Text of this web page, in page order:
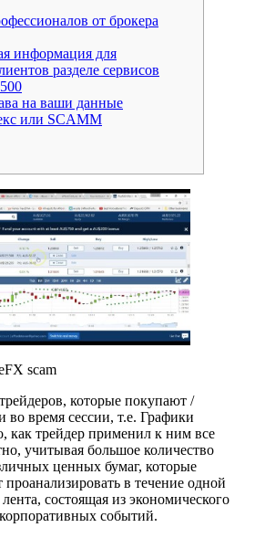
от брокера
информация для
разделе сервисов
на ваши данные
или SCAMM
которые покупают /
время сессии, т.е. Графики
как трейдер применил к ним все
учитывая большое количество
ценных бумаг, которые
в течение одной
состоящая из экономического
событий.